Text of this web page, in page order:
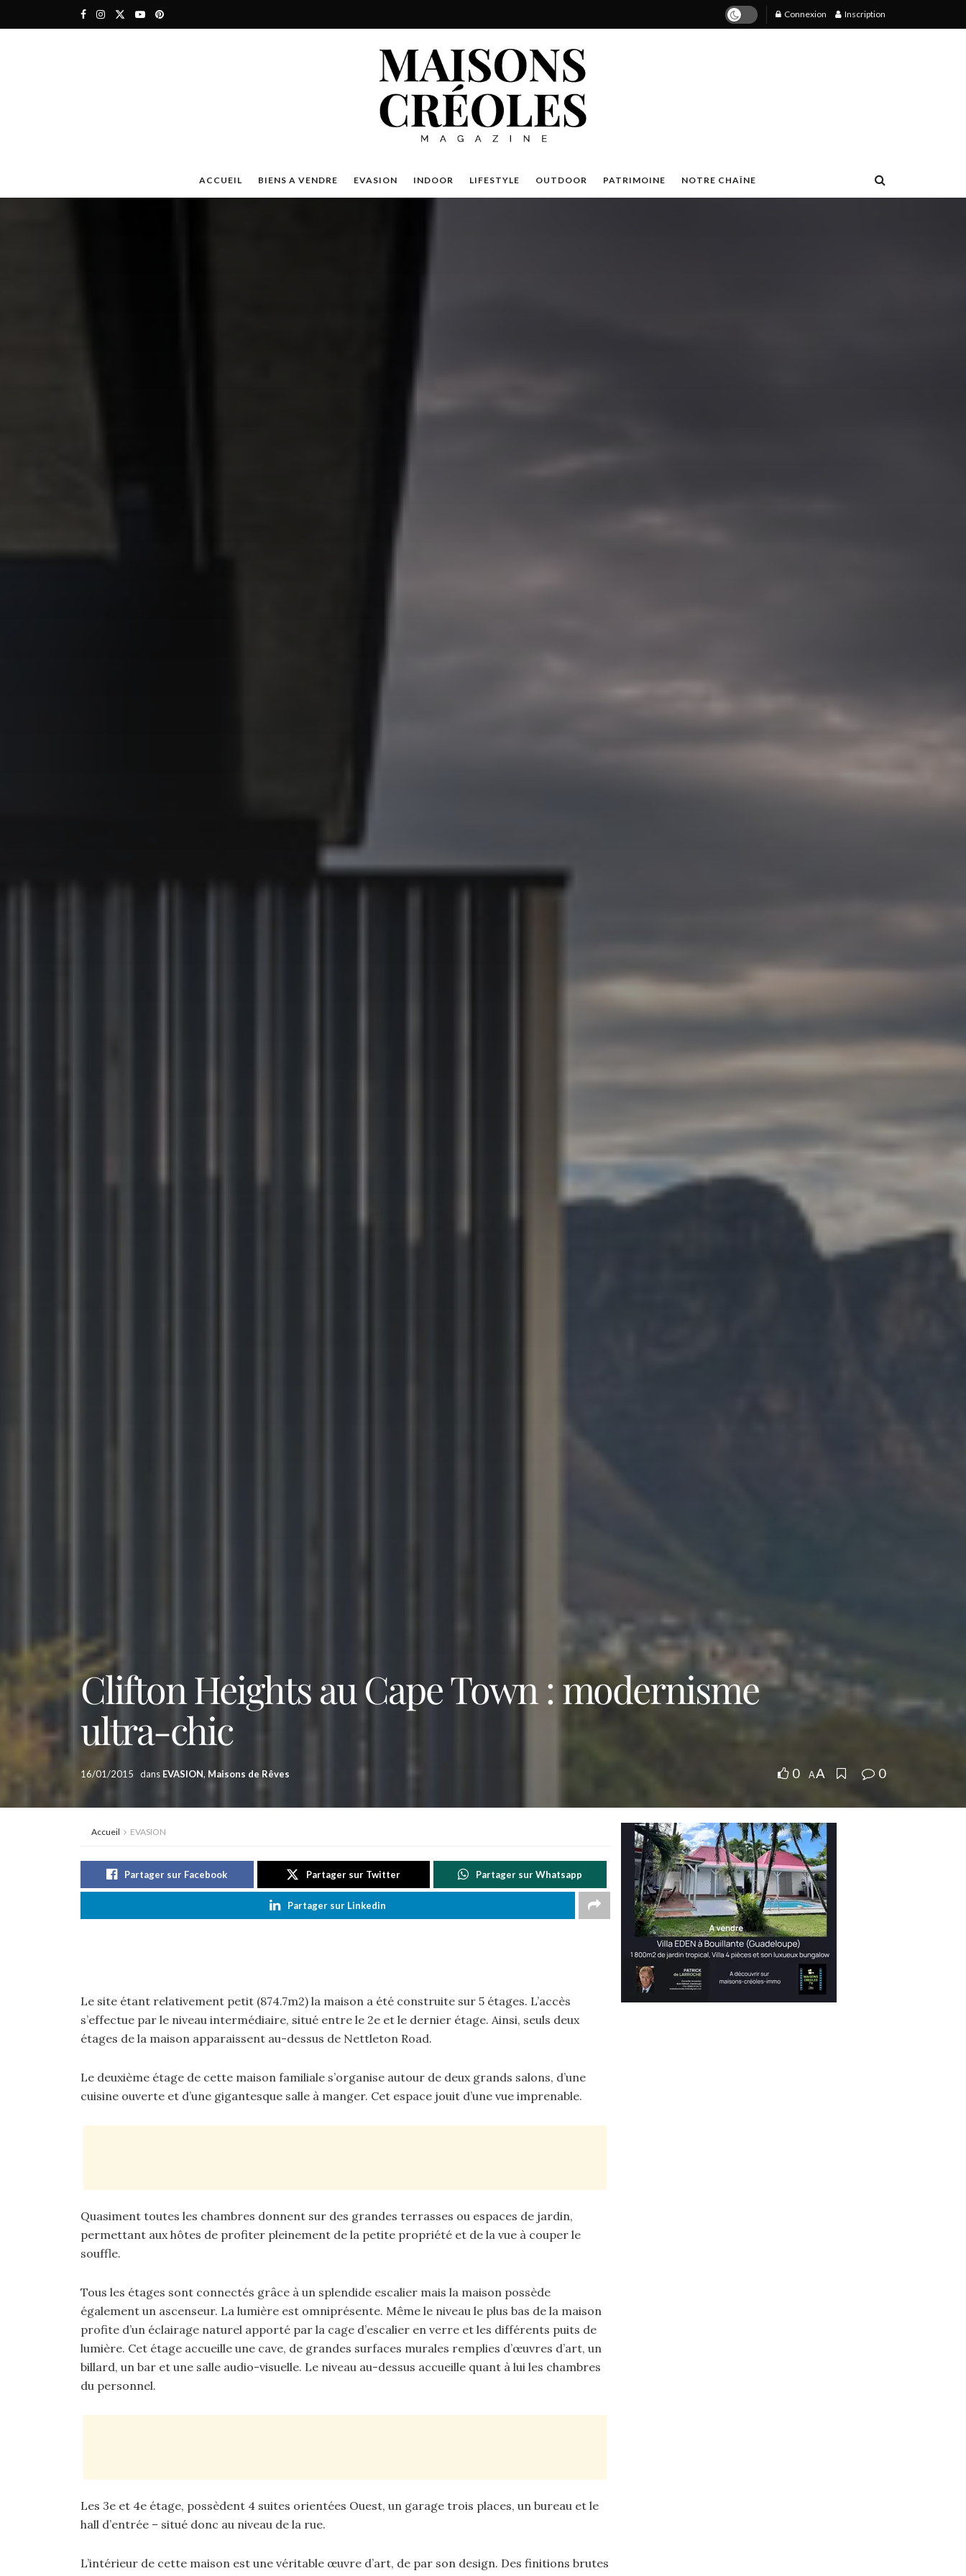
Connexion Inscription
ACCUEIL BIENS A VENDRE EVASION INDOOR LIFESTYLE OUTDOOR PATRIMOINE NOTRE CHAÎNE
Clifton Heights au Cape Town : modernisme
ultra-chic
16/01/2015 dans EVASION, Maisons de Rêves 0 AA 0
Accueil EVASION
Partager sur Facebook Partager sur Twitter Partager sur Whatsapp
Partager sur Linkedin
Le site étant relativement petit (874.7m2) la maison a été construite sur 5 étages. L’accès
s’effectue par le niveau intermédiaire, situé entre le 2e et le dernier étage. Ainsi, seuls deux
étages de la maison apparaissent au-dessus de Nettleton Road.
Le deuxième étage de cette maison familiale s’organise autour de deux grands salons, d’une
cuisine ouverte et d’une gigantesque salle à manger. Cet espace jouit d’une vue imprenable.
Quasiment toutes les chambres donnent sur des grandes terrasses ou espaces de jardin,
permettant aux hôtes de profiter pleinement de la petite propriété et de la vue à couper le
souffle.
Tous les étages sont connectés grâce à un splendide escalier mais la maison possède
également un ascenseur. La lumière est omniprésente. Même le niveau le plus bas de la maison
profite d’un éclairage naturel apporté par la cage d’escalier en verre et les différents puits de
lumière. Cet étage accueille une cave, de grandes surfaces murales remplies d’œuvres d’art, un
billard, un bar et une salle audio-visuelle. Le niveau au-dessus accueille quant à lui les chambres
du personnel.
Les 3e et 4e étage, possèdent 4 suites orientées Ouest, un garage trois places, un bureau et le
hall d’entrée – situé donc au niveau de la rue.
L’intérieur de cette maison est une véritable œuvre d’art, de par son design. Des finitions brutes